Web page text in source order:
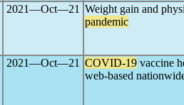
2021―Oct―21 Weight gain and
pandemic
2021―Oct―21 COVID-19 vaccine
web-based